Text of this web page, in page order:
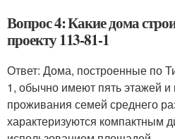
Вопрос 4: Какие дома
проекту 113-81-1
Ответ: Дома, построенные по
1, обычно имеют пять этажей
проживания семей среднего
характеризуются компактным